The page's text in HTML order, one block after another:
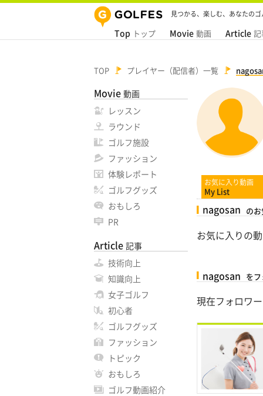
見つかる、楽しむ、あなたの
Top トップ Movie 動画 Article
TOP プレイヤー（配信者）一覧
Movie 動画
レッスン
ラウンド
ゴルフ施設
ファッション
体験レポート
ゴルフグッズ
おもしろ
PR
Article 記事
技術向上
知識向上
女子ゴルフ
初心者
ゴルフグッズ
ファッション
トピック
おもしろ
ゴルフ動画紹介
お気に入り動画
My List
nagosan の
お気に入りの
nagosan を
現在フォロワ